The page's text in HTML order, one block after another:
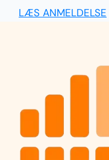
LÆS ANMELDELSE